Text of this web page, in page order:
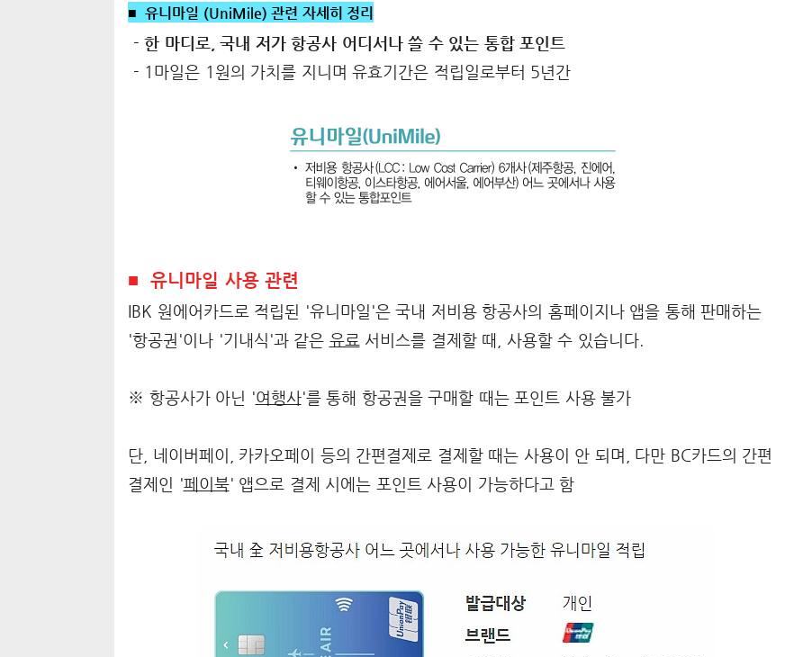
■ 유니마일 (UniMile) 관련 자세히 정리
- 한 마디로, 국내 저가 항공사 어디서나 쓸 수 있는 통합 포인트
- 1마일은 1원의 가치를 지니며 유효기간은 적립일로부터 5년간
■ 유니마일 사용 관련
IBK 원에어카드로 적립된 '유니마일'은 국내 저비용 항공사의 홈페이지나 앱을 통해 판매하는
'항공권'이나 '기내식'과 같은 유료서비스를 결제할 때, 사용할 수 있습니다.
※ 항공사가 아닌 '여행사'를 통해 항공권을 구매할 때는 포인트 사용 불가
단, 네이버페이, 카카오페이 등의 간편결제로 결제할 때는 사용이 안 되며, 다만 BC카드의 간편
결제인 '페이북' 앱으로 결제 시에는 포인트 사용이 가능하다고 함